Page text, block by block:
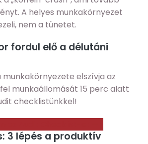
A helyes munkakörnyezet
nem a tünetet.
fordul elő a délutáni
munkakörnyezete elszívja az
munkaállomását 15 perc alatt
checklistünkkel!
3 lépés a produktív